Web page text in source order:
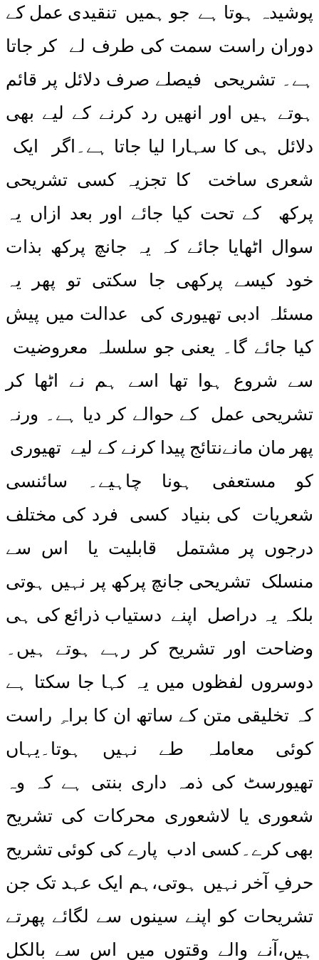
پوشیدہ ہوتا ہے جو ہمیں تنقیدی عمل کے
دوران راست سمت کی طرف لے کر جاتا
ہے۔ تشریحی فیصلے صرف دلائل پر قائم
ہوتے ہیں اور انھیں رد کرنے کے لیے بھی
دلائل ہی کا سہارا لیا جاتا ہے۔اگر ایک
شعری ساخت کا تجزیہ کسی تشریحی
پرکھ کے تحت کیا جائے اور بعد ازاں یہ
سوال اٹھایا جائے کہ یہ جانچ پرکھ بذات
خود کیسے پرکھی جا سکتی تو پھر یہ
مسئلہ ادبی تھیوری کی عدالت میں پیش
کیا جائے گا۔ یعنی جو سلسلہ معروضیت
سے شروع ہوا تھا اسے ہم نے اٹھا کر
تشریحی عمل کے حوالے کر دیا ہے۔ ورنہ
پھر مان مانےنتائج پیدا کرنے کے لیے تھیوری
کو مستعفی ہونا چاہیے۔ سائنسی
شعریات کی بنیاد کسی فرد کی مختلف
درجوں پر مشتمل قابلیت یا اس سے
منسلک تشریحی جانچ پرکھ پر نہیں ہوتی
بلکہ یہ دراصل اپنے دستیاب ذرائع کی ہی
وضاحت اور تشریح کر رہے ہوتے ہیں۔
دوسروں لفظوں میں یہ کہا جا سکتا ہے
کہ تخلیقی متن کے ساتھ ان کا براہِ راست
کوئی معاملہ طے نہیں ہوتا۔یہاں
تھیورسٹ کی ذمہ داری بنتی ہے کہ وہ
شعوری یا لاشعوری محرکات کی تشریح
بھی کرے۔کسی ادب پارے کی کوئی تشریح
حرفِ آخر نہیں ہوتی،ہم ایک عہد تک جن
تشریحات کو اپنے سینوں سے لگائے پھرتے
ہیں،آنے والے وقتوں میں اس سے بالکل